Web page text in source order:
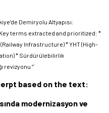
Demiryolu Altyapısı:
terms extracted and prioritized: *
Infrastructure) * YHT (High-
* Sürdürülebilirlik
revizyonu “`
based on the text:
modernizasyon ve